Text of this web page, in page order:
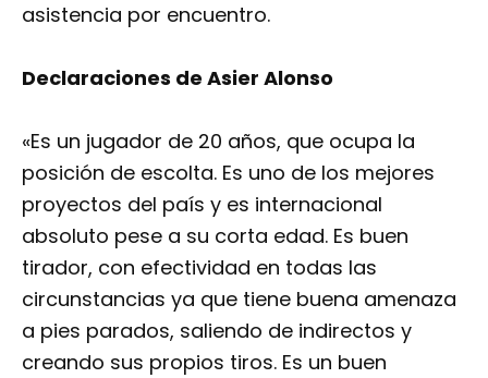
asistencia por encuentro.
Declaraciones de Asier Alonso
«Es un jugador de 20 años, que ocupa la
posición de escolta. Es uno de los mejores
proyectos del país y es internacional
absoluto pese a su corta edad. Es buen
tirador, con efectividad en todas las
circunstancias ya que tiene buena amenaza
a pies parados, saliendo de indirectos y
creando sus propios tiros. Es un buen